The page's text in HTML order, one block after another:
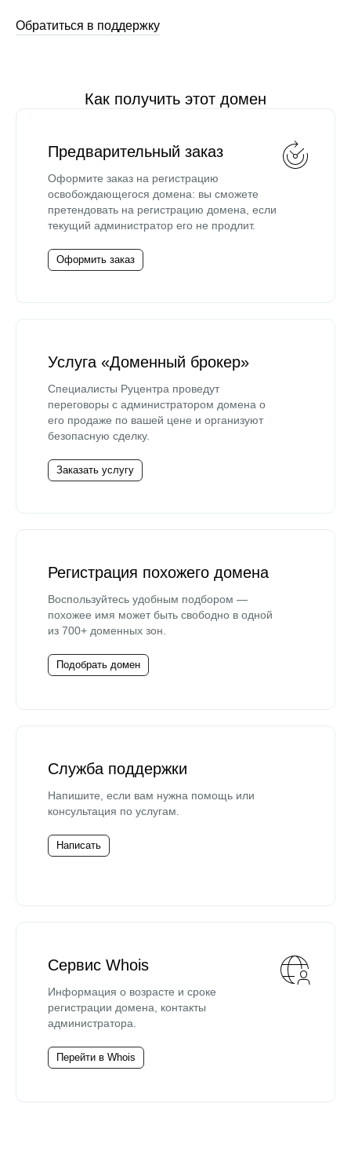
Обратиться в поддержку
Как получить этот домен
Предварительный заказ
Оформите заказ на регистрацию
освобождающегося домена: вы сможете
претендовать на регистрацию домена, если
текущий администратор его не продлит.
Оформить заказ
Услуга «Доменный брокер»
Специалисты Руцентра проведут
переговоры с администратором домена о
его продаже по вашей цене и организуют
безопасную сделку.
Заказать услугу
Регистрация похожего домена
Воспользуйтесь удобным подбором —
похожее имя может быть свободно в одной
из 700+ доменных зон.
Подобрать домен
Служба поддержки
Напишите, если вам нужна помощь или
консультация по услугам.
Написать
Сервис Whois
Информация о возрасте и сроке
регистрации домена, контакты
администратора.
Перейти в Whois